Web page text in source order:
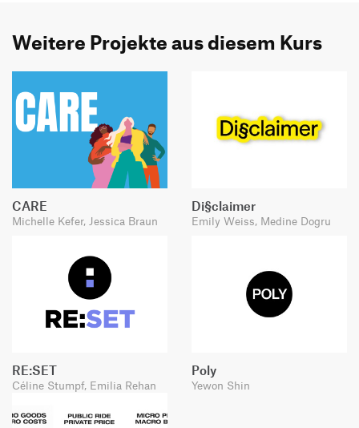
Weitere Projekte aus diesem Kurs
CARE
Michelle Kefer, Jessica Braun
Di§claimer
Emily Weiss, Medine Dogru
RE:SET
Céline Stumpf, Emilia Rehan
Poly
Yewon Shin